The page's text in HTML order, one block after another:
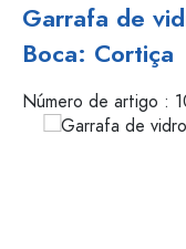
Garrafa de
Boca: Cortiça
Número de artigo :